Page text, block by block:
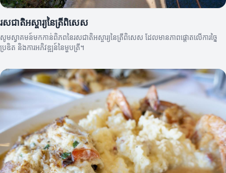
រសជាតិអស្ចារ្យនៃត្រីពិសេស
សូមស្វាគមន៍មកកាន់ពិភពនៃរសជាតិអស្ចារ្យនៃត្រីពិសេស ដែលមានភាពផ្តោតលើការច្នៃ
ប្រឌិត និងការអភិវឌ្ឍន៍នៃម្ហូបត្រី។